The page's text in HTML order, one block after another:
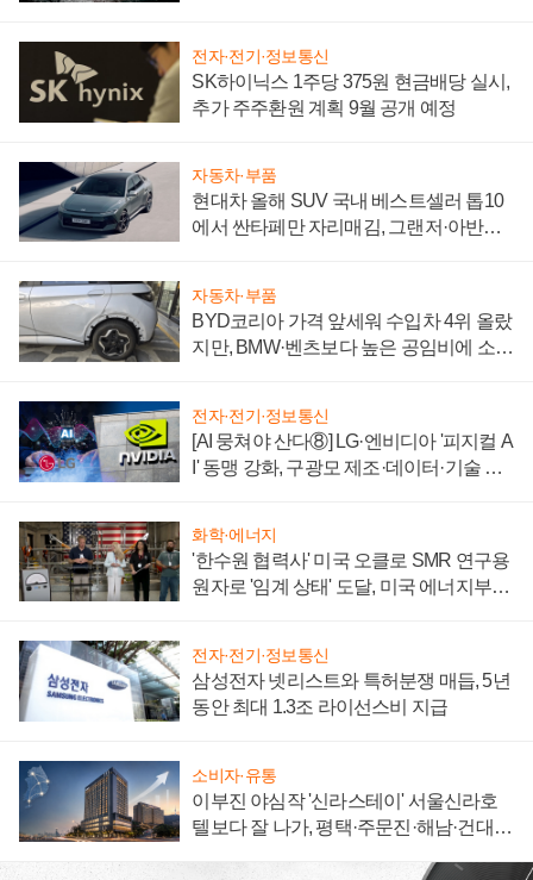
전자·전기·정보통신
SK하이닉스 1주당 375원 현금배당 실시,
추가 주주환원 계획 9월 공개 예정
자동차·부품
현대차 올해 SUV 국내 베스트셀러 톱10
에서 싼타페만 자리매김, 그랜저·아반떼
자동차·부품
BYD코리아 가격 앞세워 수입차 4위 올랐
지만, BMW·벤츠보다 높은 공임비에 소비
전자·전기·정보통신
[AI 뭉쳐야 산다⑧] LG·엔비디아 '피지컬 A
I' 동맹 강화, 구광모 제조·데이터·기술 결
화학·에너지
'한수원 협력사' 미국 오클로 SMR 연구용
원자로 '임계 상태' 도달, 미국 에너지부
전자·전기·정보통신
삼성전자 넷리스트와 특허분쟁 매듭, 5년
동안 최대 1.3조 라이선스비 지급
소비자·유통
이부진 야심작 '신라스테이' 서울신라호
텔보다 잘 나가, 평택·주문진·해남·건대로